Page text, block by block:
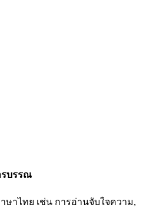
รบรรณ
ษาไทย เช่น การอ่านจับใจความ,